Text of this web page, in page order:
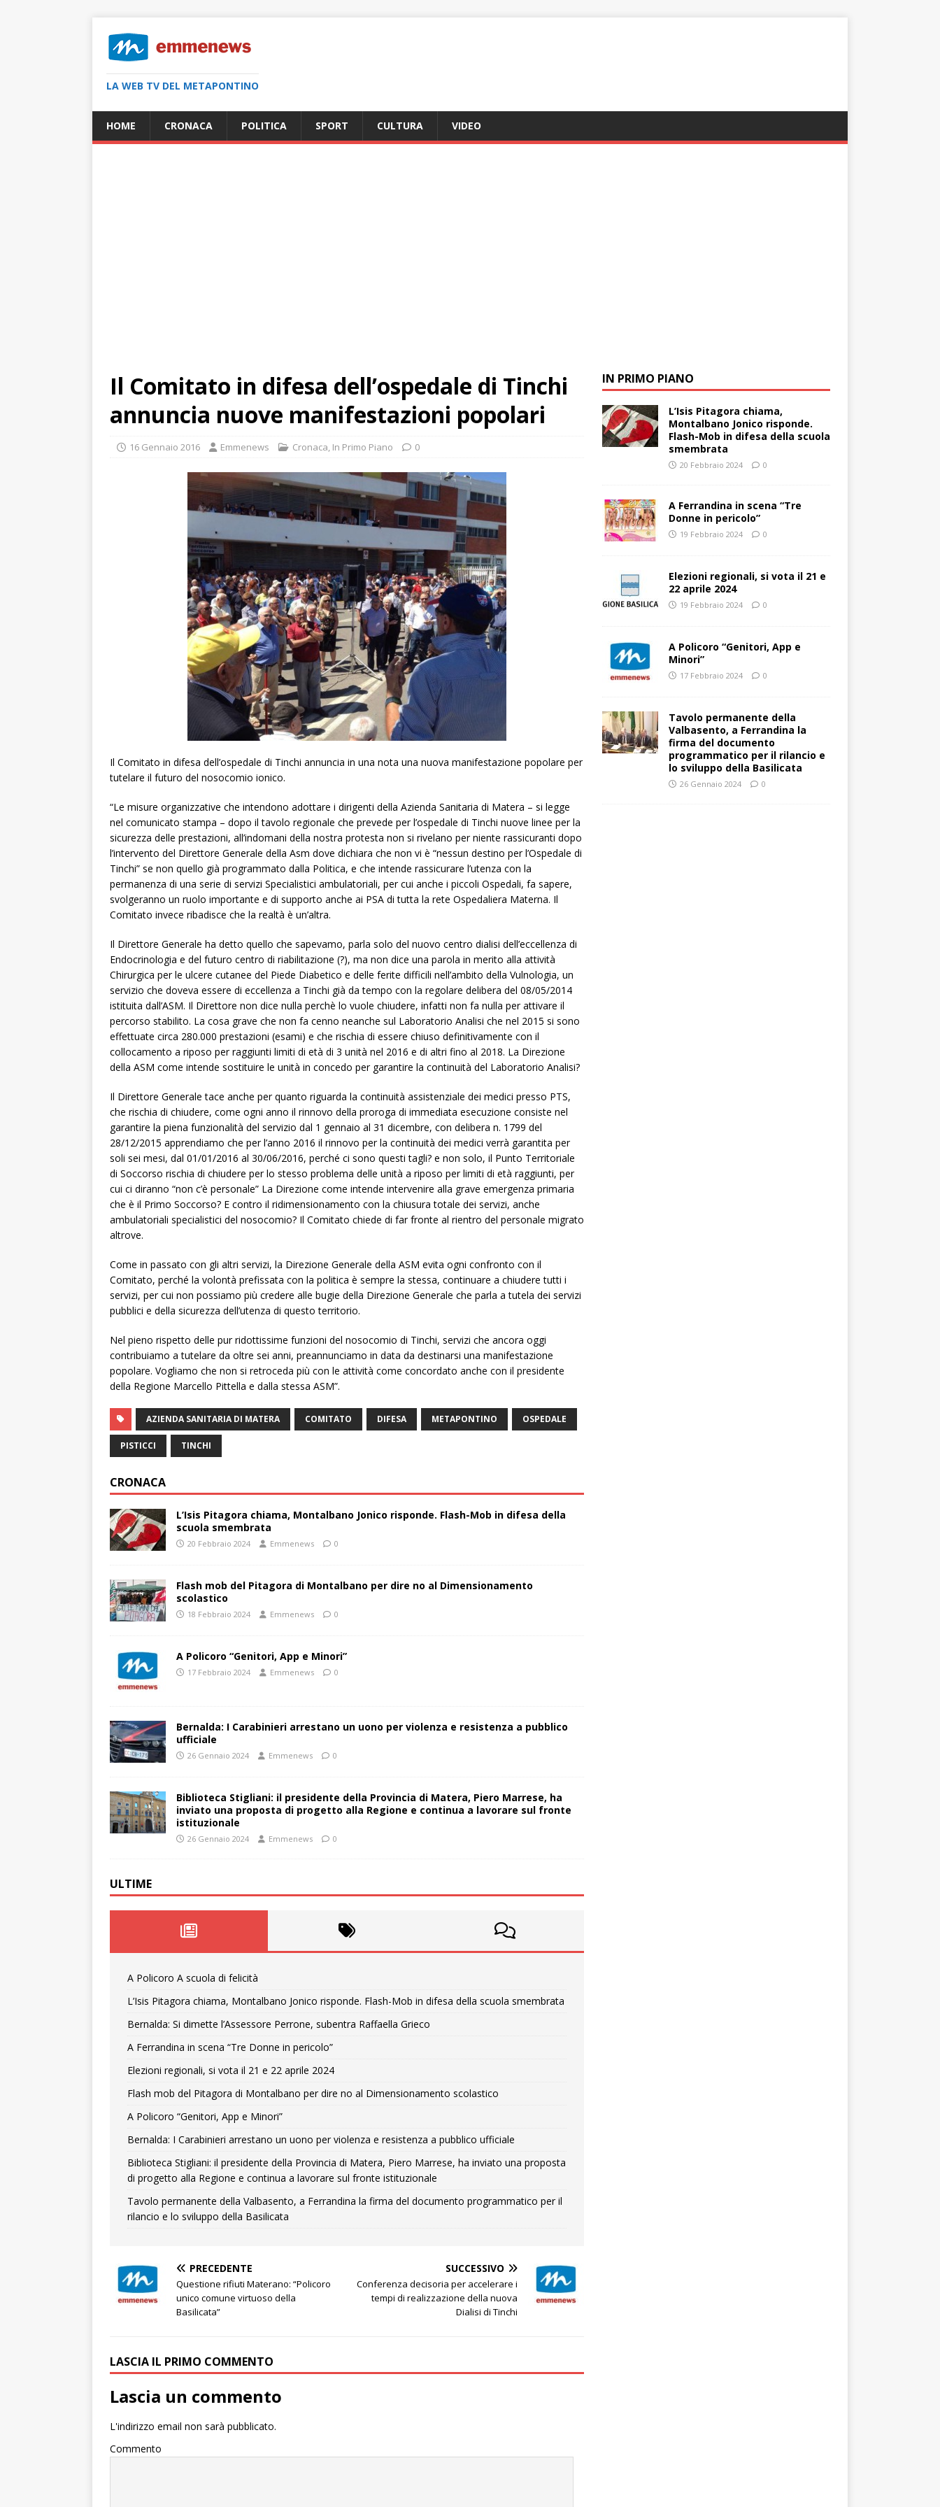
LA WEB TV DEL METAPONTINO
HOME CRONACA POLITICA SPORT CULTURA VIDEO
Il Comitato in difesa dell’ospedale di Tinchi
annuncia nuove manifestazioni popolari
16 Gennaio 2016 Emmenews Cronaca, In Primo Piano 0
Il Comitato in difesa dell’ospedale di Tinchi annuncia in una nota una nuova manifestazione popolare per
tutelare il futuro del nosocomio ionico.
“Le misure organizzative che intendono adottare i dirigenti della Azienda Sanitaria di Matera – si legge
nel comunicato stampa – dopo il tavolo regionale che prevede per l’ospedale di Tinchi nuove linee per la
sicurezza delle prestazioni, all’indomani della nostra protesta non si rivelano per niente rassicuranti dopo
l’intervento del Direttore Generale della Asm dove dichiara che non vi è “nessun destino per l’Ospedale di
Tinchi” se non quello già programmato dalla Politica, e che intende rassicurare l’utenza con la
permanenza di una serie di servizi Specialistici ambulatoriali, per cui anche i piccoli Ospedali, fa sapere,
svolgeranno un ruolo importante e di supporto anche ai PSA di tutta la rete Ospedaliera Materna. Il
Comitato invece ribadisce che la realtà è un’altra.
Il Direttore Generale ha detto quello che sapevamo, parla solo del nuovo centro dialisi dell’eccellenza di
Endocrinologia e del futuro centro di riabilitazione (?), ma non dice una parola in merito alla attività
Chirurgica per le ulcere cutanee del Piede Diabetico e delle ferite difficili nell’ambito della Vulnologia, un
servizio che doveva essere di eccellenza a Tinchi già da tempo con la regolare delibera del 08/05/2014
istituita dall’ASM. Il Direttore non dice nulla perchè lo vuole chiudere, infatti non fa nulla per attivare il
percorso stabilito. La cosa grave che non fa cenno neanche sul Laboratorio Analisi che nel 2015 si sono
effettuate circa 280.000 prestazioni (esami) e che rischia di essere chiuso definitivamente con il
collocamento a riposo per raggiunti limiti di età di 3 unità nel 2016 e di altri fino al 2018. La Direzione
della ASM come intende sostituire le unità in concedo per garantire la continuità del Laboratorio Analisi?
Il Direttore Generale tace anche per quanto riguarda la continuità assistenziale dei medici presso PTS,
che rischia di chiudere, come ogni anno il rinnovo della proroga di immediata esecuzione consiste nel
garantire la piena funzionalità del servizio dal 1 gennaio al 31 dicembre, con delibera n. 1799 del
28/12/2015 apprendiamo che per l’anno 2016 il rinnovo per la continuità dei medici verrà garantita per
soli sei mesi, dal 01/01/2016 al 30/06/2016, perché ci sono questi tagli? e non solo, il Punto Territoriale
di Soccorso rischia di chiudere per lo stesso problema delle unità a riposo per limiti di età raggiunti, per
cui ci diranno “non c’è personale” La Direzione come intende intervenire alla grave emergenza primaria
che è il Primo Soccorso? E contro il ridimensionamento con la chiusura totale dei servizi, anche
ambulatoriali specialistici del nosocomio? Il Comitato chiede di far fronte al rientro del personale migrato
altrove.
Come in passato con gli altri servizi, la Direzione Generale della ASM evita ogni confronto con il
Comitato, perché la volontà prefissata con la politica è sempre la stessa, continuare a chiudere tutti i
servizi, per cui non possiamo più credere alle bugie della Direzione Generale che parla a tutela dei servizi
pubblici e della sicurezza dell’utenza di questo territorio.
Nel pieno rispetto delle pur ridottissime funzioni del nosocomio di Tinchi, servizi che ancora oggi
contribuiamo a tutelare da oltre sei anni, preannunciamo in data da destinarsi una manifestazione
popolare. Vogliamo che non si retroceda più con le attività come concordato anche con il presidente
della Regione Marcello Pittella e dalla stessa ASM”.
AZIENDA SANITARIA DI MATERA COMITATO DIFESA METAPONTINO OSPEDALE
PISTICCI TINCHI
CRONACA
L’Isis Pitagora chiama, Montalbano Jonico risponde. Flash-Mob in difesa della
scuola smembrata
20 Febbraio 2024 Emmenews 0
Flash mob del Pitagora di Montalbano per dire no al Dimensionamento
scolastico
18 Febbraio 2024 Emmenews 0
A Policoro “Genitori, App e Minori”
17 Febbraio 2024 Emmenews 0
Bernalda: I Carabinieri arrestano un uono per violenza e resistenza a pubblico
ufficiale
26 Gennaio 2024 Emmenews 0
Biblioteca Stigliani: il presidente della Provincia di Matera, Piero Marrese, ha
inviato una proposta di progetto alla Regione e continua a lavorare sul fronte
istituzionale
26 Gennaio 2024 Emmenews 0
ULTIME
A Policoro A scuola di felicità
L’Isis Pitagora chiama, Montalbano Jonico risponde. Flash-Mob in difesa della scuola smembrata
Bernalda: Si dimette l’Assessore Perrone, subentra Raffaella Grieco
A Ferrandina in scena “Tre Donne in pericolo”
Elezioni regionali, si vota il 21 e 22 aprile 2024
Flash mob del Pitagora di Montalbano per dire no al Dimensionamento scolastico
A Policoro “Genitori, App e Minori”
Bernalda: I Carabinieri arrestano un uono per violenza e resistenza a pubblico ufficiale
Biblioteca Stigliani: il presidente della Provincia di Matera, Piero Marrese, ha inviato una proposta
di progetto alla Regione e continua a lavorare sul fronte istituzionale
Tavolo permanente della Valbasento, a Ferrandina la firma del documento programmatico per il
rilancio e lo sviluppo della Basilicata
PRECEDENTE
Questione rifiuti Materano: “Policoro
unico comune virtuoso della
Basilicata”
SUCCESSIVO
Conferenza decisoria per accelerare i
tempi di realizzazione della nuova
Dialisi di Tinchi
LASCIA IL PRIMO COMMENTO
Lascia un commento
L'indirizzo email non sarà pubblicato.
Commento
IN PRIMO PIANO
L’Isis Pitagora chiama,
Montalbano Jonico risponde.
Flash-Mob in difesa della scuola
smembrata
20 Febbraio 2024 0
A Ferrandina in scena “Tre
Donne in pericolo”
19 Febbraio 2024 0
Elezioni regionali, si vota il 21 e
22 aprile 2024
19 Febbraio 2024 0
A Policoro “Genitori, App e
Minori”
17 Febbraio 2024 0
Tavolo permanente della
Valbasento, a Ferrandina la
firma del documento
programmatico per il rilancio e
lo sviluppo della Basilicata
26 Gennaio 2024 0